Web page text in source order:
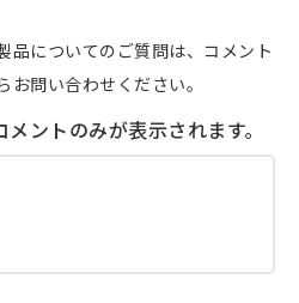
品についてのご質問は、コメント
お問い合わせください。